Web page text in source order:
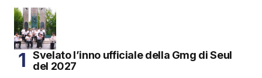
Svelato l’inno ufficiale della Gmg di Seul
del 2027